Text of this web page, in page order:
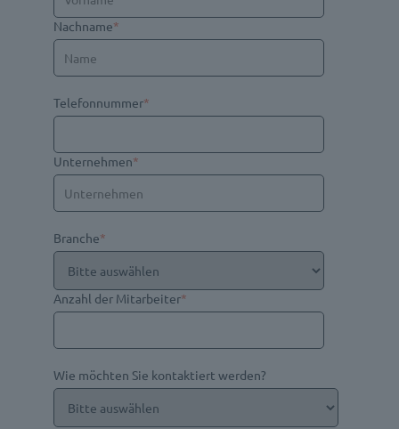
Nachname*
Telefonnummer*
Unternehmen*
Branche*
Anzahl der Mitarbeiter*
Wie möchten Sie kontaktiert werden?